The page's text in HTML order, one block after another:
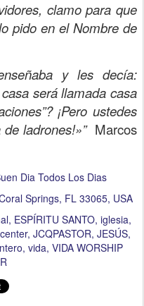
clamo para que
pido en el Nombre de
y les decía:
será llamada casa
¡Pero ustedes
ladrones!»” Marcos
Dia Todos Los Dias
Springs, FL 33065, USA
ESPÍRITU SANTO iglesia
JCQPASTOR JESÚS
vida VIDA WORSHIP